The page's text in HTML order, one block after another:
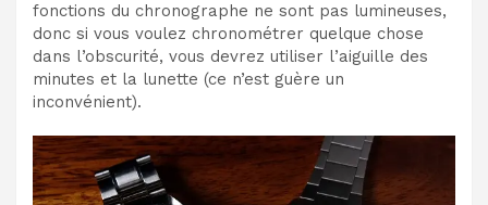
fonctions du chronographe ne sont pas lumineuses,
donc si vous voulez chronométrer quelque chose
dans l’obscurité, vous devrez utiliser l’aiguille des
minutes et la lunette (ce n’est guère un
inconvénient).